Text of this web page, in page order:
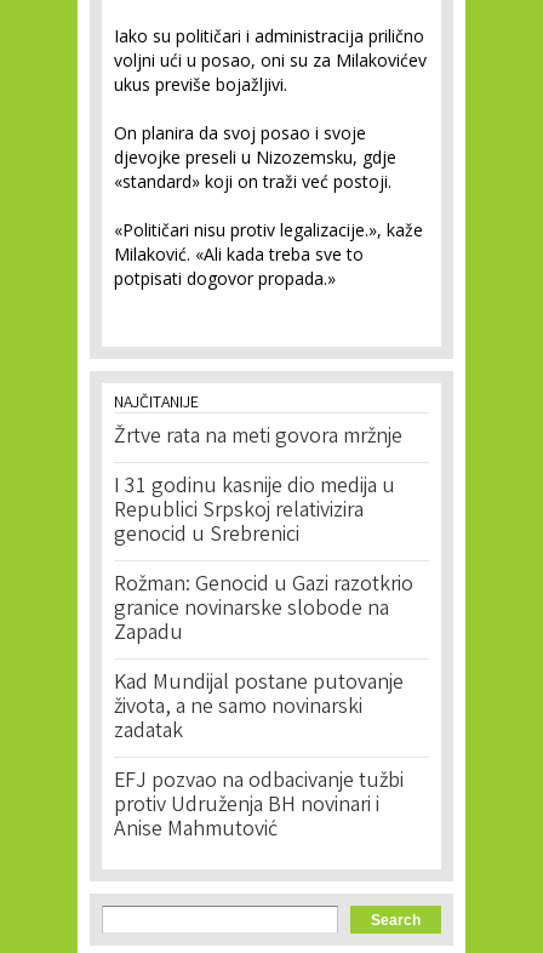
Iako su političari i administracija prilično
voljni ući u posao, oni su za Milakovićev
ukus previše bojažljivi.
On planira da svoj posao i svoje
djevojke preseli u Nizozemsku, gdje
«standard» koji on traži već postoji.
«Političari nisu protiv legalizacije.», kaže
Milaković. «Ali kada treba sve to
potpisati dogovor propada.»
NAJČITANIJE
Žrtve rata na meti govora mržnje
I 31 godinu kasnije dio medija u
Republici Srpskoj relativizira
genocid u Srebrenici
Rožman: Genocid u Gazi razotkrio
granice novinarske slobode na
Zapadu
Kad Mundijal postane putovanje
života, a ne samo novinarski
zadatak
EFJ pozvao na odbacivanje tužbi
protiv Udruženja BH novinari i
Anise Mahmutović
Search form
Search